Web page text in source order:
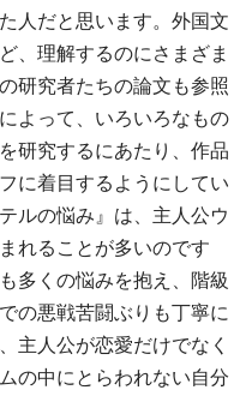
人だと思います。外国文
、理解するのにさまざま
研究者たちの論文も参照
よって、いろいろなもの
研究するにあたり、作品
に着目するようにしてい
ルの悩み』は、主人公ウ
れることが多いのです
多くの悩みを抱え、階級
の悪戦苦闘ぶりも丁寧に
主人公が恋愛だけでなく
の中にとらわれない自分